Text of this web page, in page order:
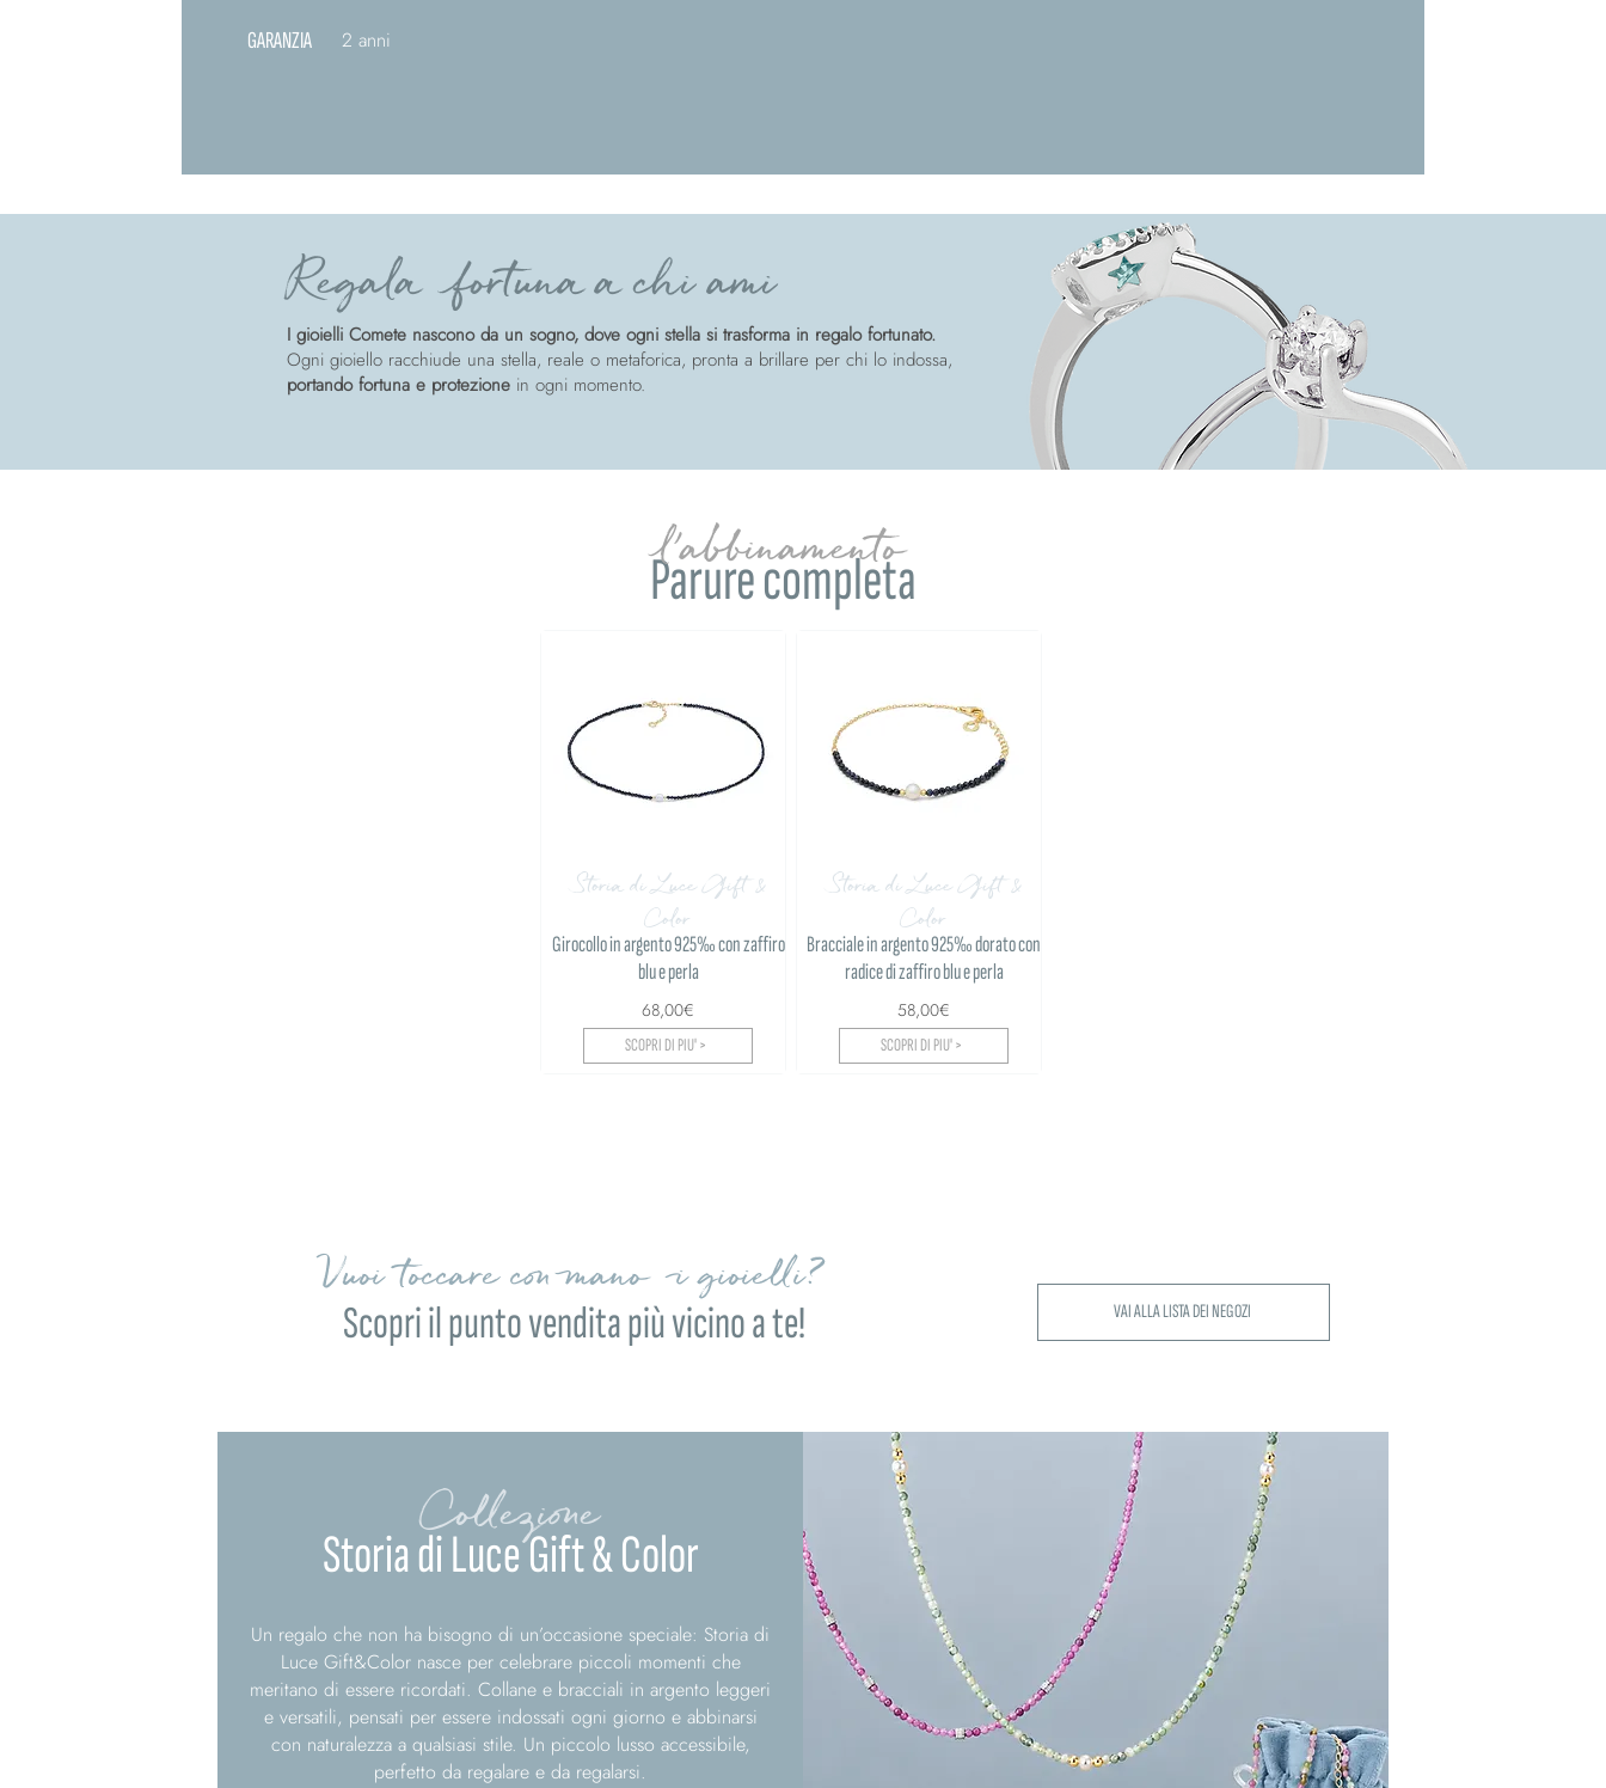
GARANZIA 2 anni
Regala fortuna a chi ami
I gioielli Comete nascono da un sogno, dove ogni stella si trasforma in regalo fortunato.
Ogni gioiello racchiude una stella, reale o metaforica, pronta a brillare per chi lo indossa,
portando fortuna e protezione in ogni momento.
Parure completa
l'abbinamento
Storia di Luce Gift &
Color
Girocollo in argento 925‰ con zaffiro
blu e perla
68,00€
SCOPRI DI PIU' >
Storia di Luce Gift &
Color
Bracciale in argento 925‰ dorato con
radice di zaffiro blu e perla
58,00€
SCOPRI DI PIU' >
Vuoi toccare con mano i gioielli?
Scopri il punto vendita più vicino a te! VAI ALLA LISTA DEI NEGOZI
Storia di Luce Gift & Color
Collezione
Un regalo che non ha bisogno di un’occasione speciale: Storia di
Luce Gift&Color nasce per celebrare piccoli momenti che
meritano di essere ricordati. Collane e bracciali in argento leggeri
e versatili, pensati per essere indossati ogni giorno e abbinarsi
con naturalezza a qualsiasi stile. Un piccolo lusso accessibile,
perfetto da regalare e da regalarsi.